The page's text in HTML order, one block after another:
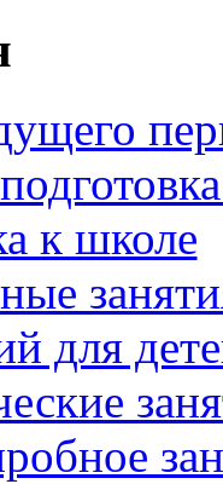
к школе
для